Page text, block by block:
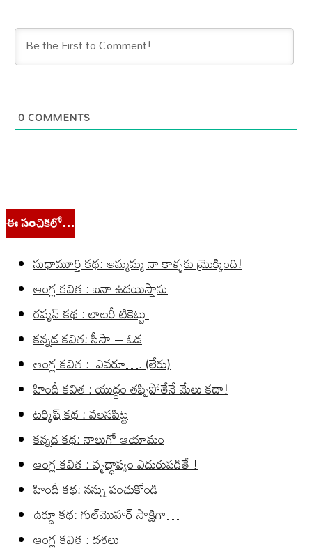
0COMMENTS
ఈ సంచికలో…
సుధామూర్తి కథ: అమ్మమ్మ నా కాళ్ళకు మ్రొక్కింది!
ఆంగ్ల కవిత : ఐనా ఉదయిస్తాను
రష్యన్ కథ : లాటరీ టికెట్టు
కన్నడ కవిత: సీసా – ఓడ
ఆంగ్ల కవిత : ఎవరూ…. (లేరు)
హిందీ కవిత : యుద్దం తప్పిపోతేనే మేలు కదా!
టర్కిష్ కథ : వలసపిట్ట
కన్నడ కథ: నాలుగో ఆయామం
ఆంగ్ల కవిత : వృద్ధాప్యం ఎదురుపడితే !
హిందీ కథ: నన్ను పంచుకోండి
ఉర్దూ కథ: గుల్‌మొహర్ సాక్షిగా…
ఆంగ్ల కవిత : దశలు